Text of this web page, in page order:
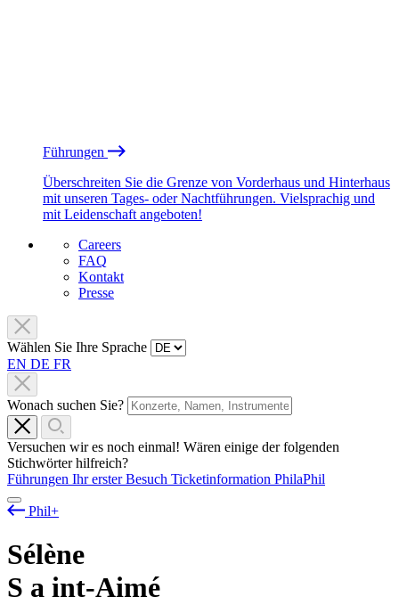
Führungen
Überschreiten Sie die Grenze von Vorderhaus und Hinterhaus
mit unseren Tages- oder Nachtführungen. Vielsprachig und
mit Leidenschaft angeboten!
Careers
FAQ
Kontakt
Presse
Wählen Sie Ihre Sprache
EN DE FR
Wonach suchen Sie?
Versuchen wir es noch einmal! Wären einige der folgenden
Stichwörter hilfreich?
Führungen Ihr erster Besuch Ticketinformation PhilaPhil
Phil+
Sélène
S a int-Aimé